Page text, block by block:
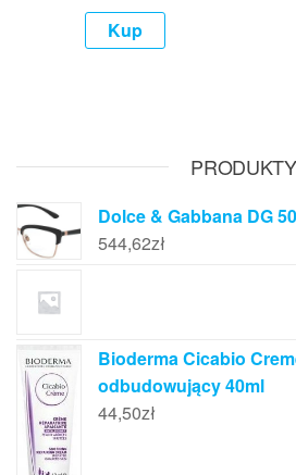
Kup
PRODUKTY
Dolce & Gabbana DG
544,62zł
Bioderma Cicabio
odbudowujący 40ml
44,50zł